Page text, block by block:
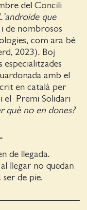
del Concili
que
de nombrosos
com ara bé
2023). Boj
especialitzades
amb el
en català per
el Premi Solidari
què no en dones?
de llegada.
llegar no quedan
ser de pie.